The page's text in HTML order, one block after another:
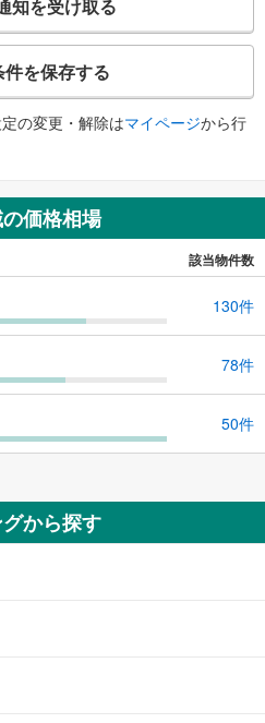
知を受け取る
を保存する
の変更・解除はマイページから行
価格相場
該当物件数
130件
78件
50件
から探す